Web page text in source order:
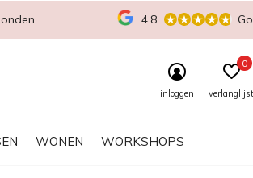
WONEN WORKSHOPS
inloggen verlanglijst
0
4.8